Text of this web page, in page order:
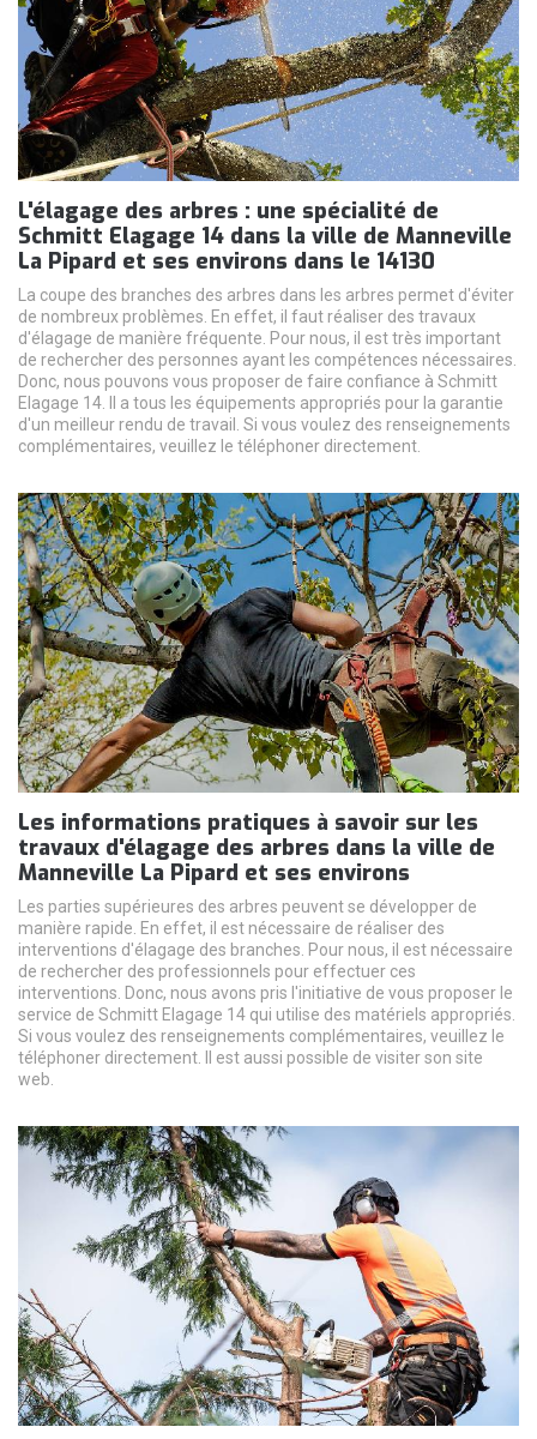
L'élagage des arbres : une spécialité de
Schmitt Elagage 14 dans la ville de Manneville
La Pipard et ses environs dans le 14130
La coupe des branches des arbres dans les arbres permet d'éviter
de nombreux problèmes. En effet, il faut réaliser des travaux
d'élagage de manière fréquente. Pour nous, il est très important
de rechercher des personnes ayant les compétences nécessaires.
Donc, nous pouvons vous proposer de faire confiance à Schmitt
Elagage 14. Il a tous les équipements appropriés pour la garantie
d'un meilleur rendu de travail. Si vous voulez des renseignements
complémentaires, veuillez le téléphoner directement.
Les informations pratiques à savoir sur les
travaux d'élagage des arbres dans la ville de
Manneville La Pipard et ses environs
Les parties supérieures des arbres peuvent se développer de
manière rapide. En effet, il est nécessaire de réaliser des
interventions d'élagage des branches. Pour nous, il est nécessaire
de rechercher des professionnels pour effectuer ces
interventions. Donc, nous avons pris l'initiative de vous proposer le
service de Schmitt Elagage 14 qui utilise des matériels appropriés.
Si vous voulez des renseignements complémentaires, veuillez le
téléphoner directement. Il est aussi possible de visiter son site
web.